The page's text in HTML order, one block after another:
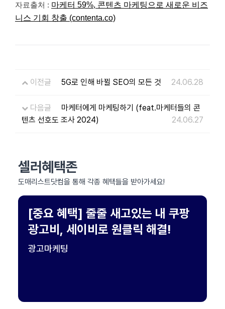
자료출처 : 마케터 59%, 콘텐츠 마케팅으로 새로운 비즈
니스 기회 창출 (contenta.co)
이전글 5G로 인해 바뀔 SEO의 모든 것 24.06.28
다음글
마케터에게 마케팅하기 (feat.마케터들의 콘
텐츠 선호도 조사 2024)
24.06.27
셀러혜택존
도매리스트닷컴을 통해 각종 혜택들을 받아가세요!
[중요 혜택] 줄줄 새고있는 내 쿠팡
광고비, 세이비로 원클릭 해결!
광고마케팅